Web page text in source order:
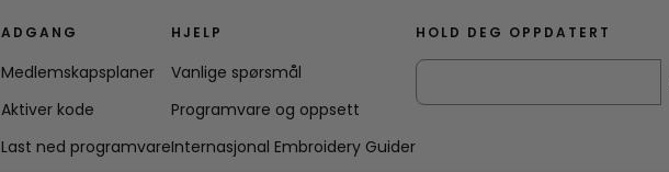
ADGANG
Medlemskapsplaner
Aktiver kode
Last ned programvare
HJELP
Vanlige spørsmål
Programvare og oppsett
Internasjonal Embroidery Guider
HOLD DEG OPPDATERT